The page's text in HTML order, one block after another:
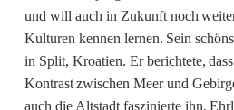
und will auch in Zukunft noch
Kulturen kennen lernen. Sein
in Split, Kroatien. Er berichtete,
Kontrast zwischen Meer und
auch die Altstadt faszinierte ihn.